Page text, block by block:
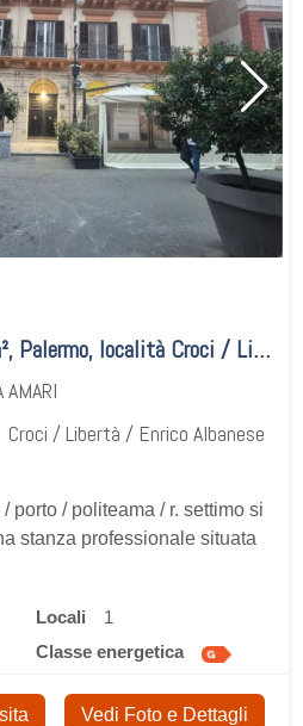
Ufficio in affitto 20 m², Palermo, località Croci / Libertà / Enrico Albanese / Porto
AMARI
Croci / Libertà / Enrico Albanese
porto / politeama / r. settimo si
stanza professionale situata
locali
1
classe energetica
Vedi Foto e Dettagli